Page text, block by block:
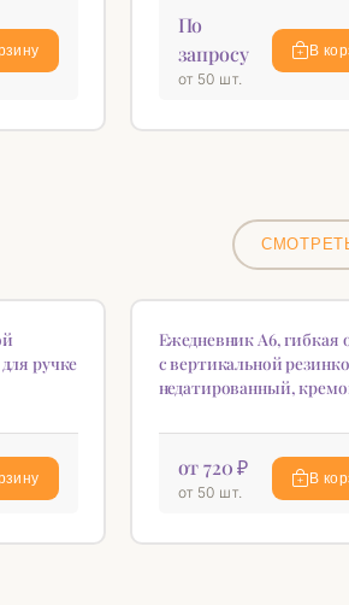
По
запросу
от 50 шт.
В
ручке
Ежедневник А6, гибкая
с вертикальной
недатированный,
от 720 ₽
от 50 шт.
В